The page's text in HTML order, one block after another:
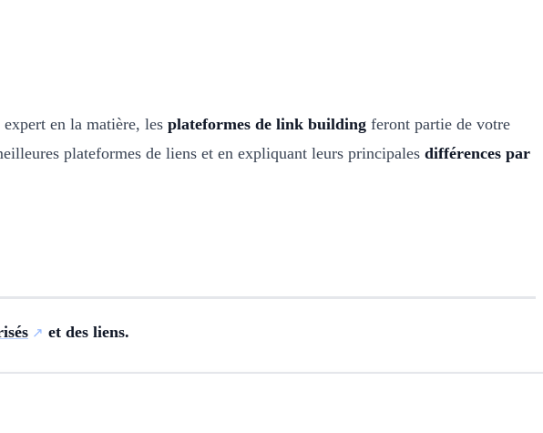
en la matière, les plateformes de link building feront partie de votre
plateformes de liens et en expliquant leurs principales différences par
et des liens.